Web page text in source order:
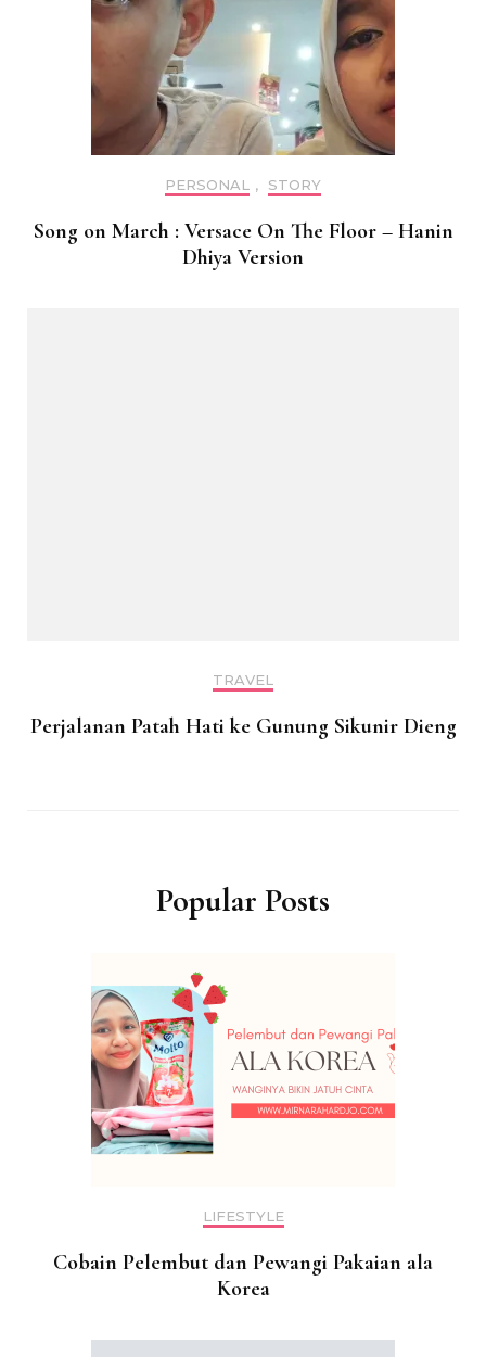
PERSONAL , STORY
Song on March : Versace On The Floor – Hanin
Dhiya Version
TRAVEL
Perjalanan Patah Hati ke Gunung Sikunir Dieng
Popular Posts
LIFESTYLE
Cobain Pelembut dan Pewangi Pakaian ala
Korea